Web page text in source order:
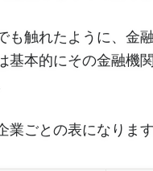
も触れたように、金
基本的にその金融機
業ごとの表になります